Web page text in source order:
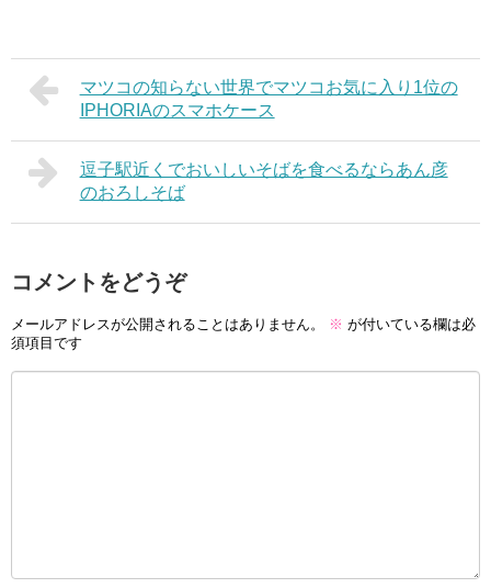
マツコの知らない世界でマツコお気に入り1位の
IPHORIAのスマホケース
逗子駅近くでおいしいそばを食べるならあん彦
のおろしそば
コメントをどうぞ
メールアドレスが公開されることはありません。 ※ が付いている欄は必
須項目です